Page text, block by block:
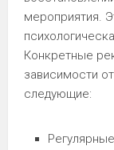
мероприятия.
Конкретные
зависимости
следующие: